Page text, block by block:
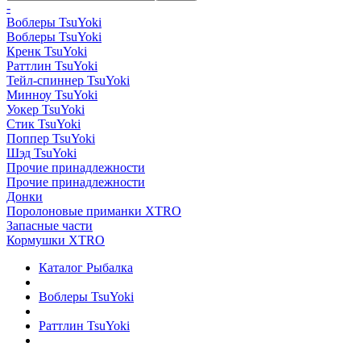
-
Воблеры TsuYoki
Воблеры TsuYoki
Кренк TsuYoki
Раттлин TsuYoki
Тейл-спиннер TsuYoki
Минноу TsuYoki
Уокер TsuYoki
Стик TsuYoki
Поппер TsuYoki
Шэд TsuYoki
Прочие принадлежности
Прочие принадлежности
Донки
Поролоновые приманки XTRO
Запасные части
Кормушки XTRO
Каталог Рыбалка
Воблеры TsuYoki
Раттлин TsuYoki